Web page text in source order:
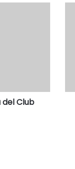
Club